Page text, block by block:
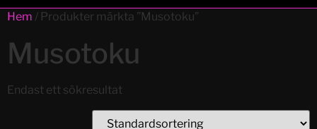
Hem / Produkter märkta ”Musotoku”
Musotoku
Endast ett sökresultat